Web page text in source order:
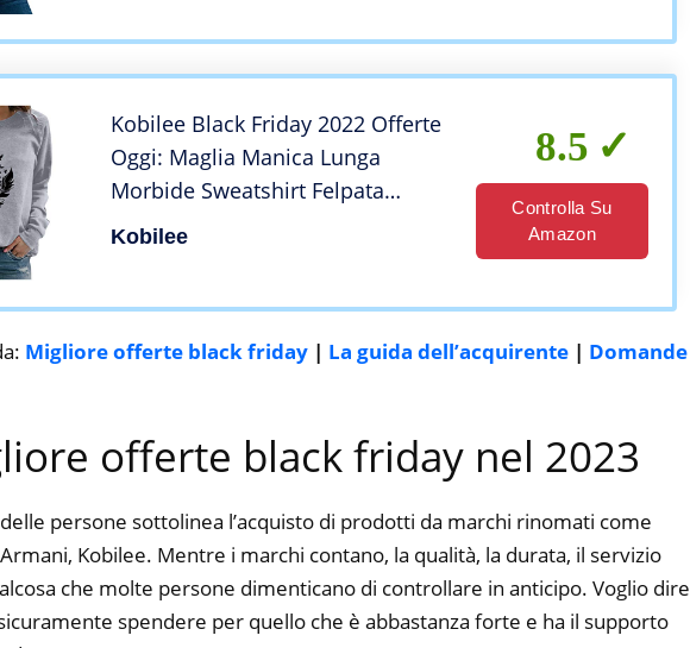
Kobilee Black Friday 2022 Offerte
Oggi: Maglia Manica Lunga
Morbide Sweatshirt Felpata
Leggero Invernale Hoodie
Kobilee
8.5
Controlla Su
Amazon
Migliore offerte black friday | La guida dell’acquirente | Domande
offerte black friday nel 2023
persone sottolinea l’acquisto di prodotti da marchi rinomati come
Kobilee. Mentre i marchi contano, la qualità, la durata, il servizio
che molte persone dimenticano di controllare in anticipo. Voglio dire
spendere per quello che è abbastanza forte e ha il supporto